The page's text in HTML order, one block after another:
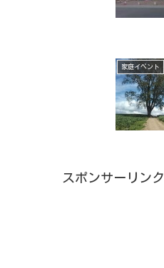
家庭イベント
スポンサーリンク